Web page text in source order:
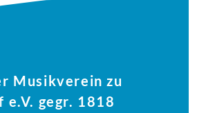
Musikverein zu
e.V. gegr. 1818